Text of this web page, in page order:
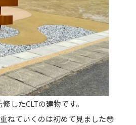
したCLTの建物です。
ねていくのは初めて見ました😳